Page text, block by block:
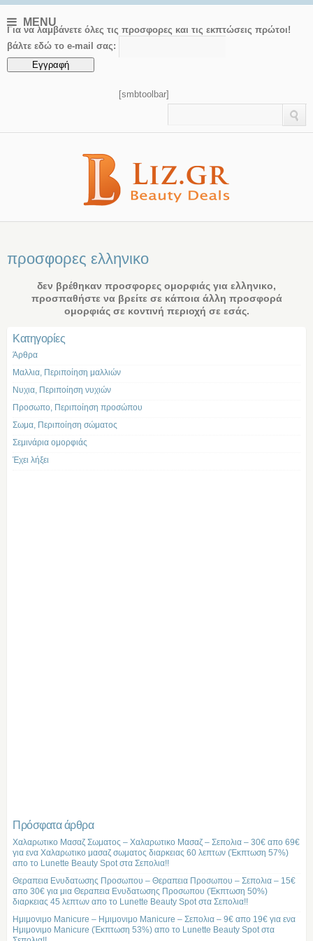
MENU
Για να λαμβάνετε όλες τις προσφορες και τις εκπτώσεις πρώτοι!
βάλτε εδώ το e-mail σας:
[smbtoolbar]
προσφορες ελληνικο
δεν βρέθηκαν προσφορες ομορφιάς για ελληνικο,
προσπαθήστε να βρείτε σε κάποια άλλη προσφορά
ομορφιάς σε κοντινή περιοχή σε εσάς.
Kατηγορίες
Άρθρα
Μαλλια, Περιποίηση μαλλιών
Νυχια, Περιποίηση νυχιών
Προσωπο, Περιποίηση προσώπου
Σωμα, Περιποίηση σώματος
Σεμινάρια ομορφιάς
Έχει λήξει
Πρόσφατα άρθρα
Χαλαρωτικο Μασαζ Σωματος – Χαλαρωτικο Μασαζ – Σεπολια – 30€ απο 69€
για ενα Χαλαρωτικο μασαζ σωματος διαρκειας 60 λεπτων (Έκπτωση 57%)
απο το Lunette Beauty Spot στα Σεπολια!!
Θεραπεια Ενυδατωσης Προσωπου – Θεραπεια Προσωπου – Σεπολια – 15€
απο 30€ για μια Θεραπεια Ενυδατωσης Προσωπου (Έκπτωση 50%)
διαρκειας 45 λεπτων απο το Lunette Beauty Spot στα Σεπολια!!
Ημιμονιμο Manicure – Ημιμονιμο Manicure – Σεπολια – 9€ απο 19€ για ενα
Ημιμονιμο Manicure (Έκπτωση 53%) απο το Lunette Beauty Spot στα